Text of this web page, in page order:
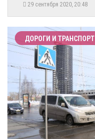
29 сентября 2020, 20:48
ДОРОГИ И ТРАНСПОРТ